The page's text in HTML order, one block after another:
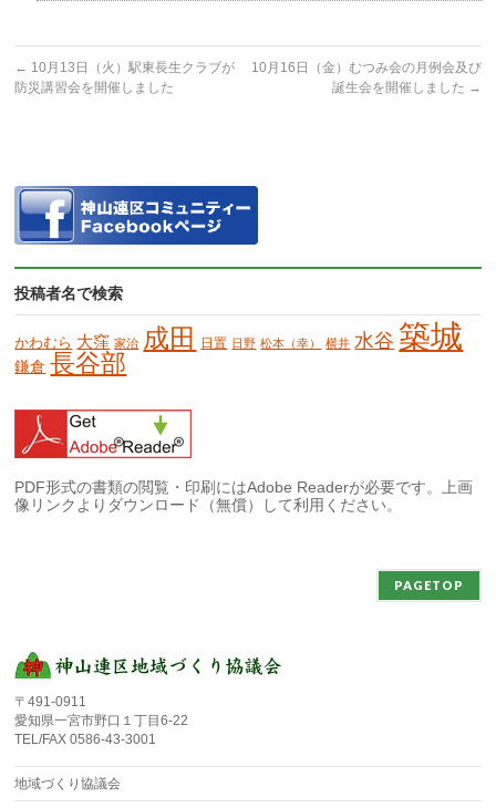
← 10月13日（火）駅東長生クラブが
防災講習会を開催しました
10月16日（金）むつみ会の月例会及び
誕生会を開催しました →
投稿者名で検索
かわむら 大窪 家治 成田 日置 日野 松本（幸） 横井 水谷 築城
鎌倉 長谷部
PDF形式の書類の閲覧・印刷にはAdobe Readerが必要です。上画
像リンクよりダウンロード（無償）して利用ください。
PAGETOP
〒491-0911
愛知県一宮市野口１丁目6-22
TEL/FAX 0586-43-3001
地域づくり協議会